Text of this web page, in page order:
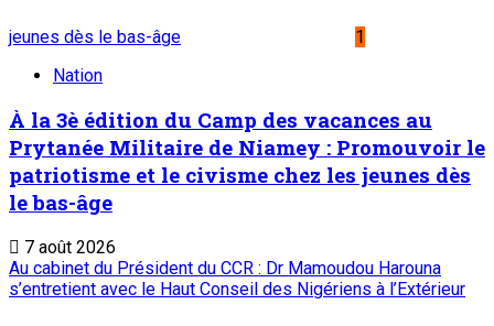
jeunes dès le bas-âge
1
Nation
À la 3è édition du Camp des vacances au
Prytanée Militaire de Niamey : Promouvoir le
patriotisme et le civisme chez les jeunes dès
le bas-âge
7 août 2026
Au cabinet du Président du CCR : Dr Mamoudou Harouna
s’entretient avec le Haut Conseil des Nigériens à l’Extérieur